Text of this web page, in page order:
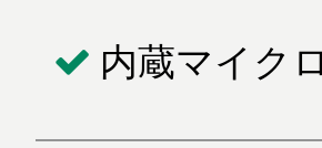
内蔵マイク